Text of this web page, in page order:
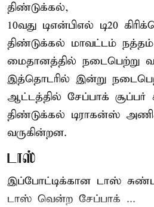
திண்டுக்கல்,
10வது டிஎன்பிஎல் டி20
திண்டுக்கல் மாவட்டம் நத்தம்
மைதானத்தில் நடைபெற்று
இத்தொடரில் இன்று
ஆட்டத்தில் சேப்பாக்
திண்டுக்கல் டிராகன்ஸ்
வருகின்றன.
டாஸ்
இப்போட்டிக்கான டாஸ்
டாஸ் வென்ற சேப்பாக் ...